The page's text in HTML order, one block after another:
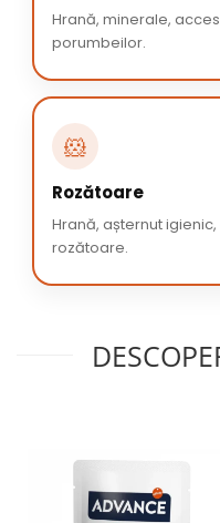
Hrană, minerale,
porumbeilor.
🐹
Rozătoare
Hrană, așternut
rozătoare.